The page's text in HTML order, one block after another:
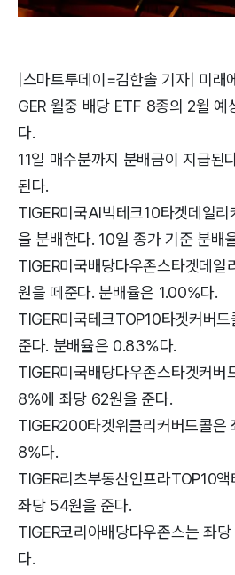
|스마트투데이=김한솔 기자| 미래
GER 월중 배당 ETF 8종의 2월 예
다.
11일 매수분까지 분배금이 지급된
된다.
TIGER미국AI빅테크10타겟데일
을 분배한다. 10일 종가 기준 분배
TIGER미국배당다우존스타겟데일
원을 떼준다. 분배율은 1.00%다.
TIGER미국테크TOP10타겟커버
준다. 분배율은 0.83%다.
TIGER미국배당다우존스타겟커버
8%에 좌당 62원을 준다.
TIGER200타겟위클리커버드콜
8%다.
TIGER리츠부동산인프라TOP10
좌당 54원을 준다.
TIGER코리아배당다우존스는 좌
다.